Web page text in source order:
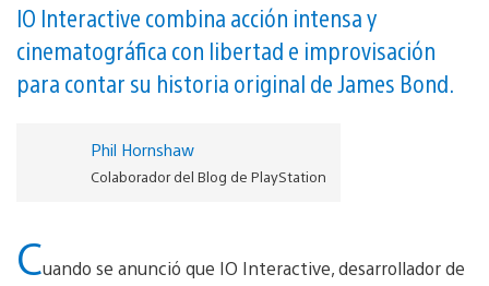
IO Interactive combina acción intensa y
cinematográfica con libertad e improvisación
para contar su historia original de James Bond.
Phil Hornshaw
Colaborador del Blog de PlayStation
Cuando se anunció que IO Interactive, desarrollador de